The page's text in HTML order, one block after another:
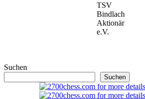
TSV
Bindlach
Aktionär
e.V.
Suchen
Suchen